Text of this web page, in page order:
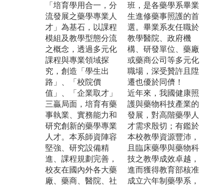
「培育學用合一，分
流發展之藥學專業人
才」為基石，以課程
模組及教學型態分流
之概念，透過多元化
課程與專業領域探
究，創造「學生出
路」、「校院價
值」、「企業取才」
三贏局面，培育有藥
事執業、實務能力和
研究創新的藥學專業
人才。本系師資陣容
堅強、研究設備精
進、課程規劃完善，
校友在國內外各大藥
廠、藥商、醫院、社
班，是各藥學系畢業
生進修藥事照護的首
選。畢業系友任職於
教學醫院、政府機
構、研發單位、藥廠
或藥商公司等多元化
職場，深受贊許且陞
遷也優於同儕！
近年來，我國健康照
護與藥物科技產業的
發展，對高階藥學人
才需求殷切；有鑑於
本校教學資源豐沛，
且臨床藥學與藥物科
技之教學成效卓越，
進而獲得教育部核准
成立六年制藥學系，